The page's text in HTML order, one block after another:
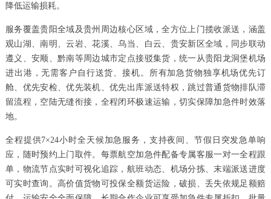
降低运输损耗。
服务覆盖贵阳全域及贵州周边核心区域，全方位上门揽收派送，涵盖
观山湖、南明、云岩、花溪、乌当、白云、贵安新区全域，同步联动
遵义、安顺、黔南等周边城市定点接驳集货，统一从贵阳龙洞堡机场
进出港，无需客户自行送货、接机。所有加急货物独享机场优先订
舱、优先安检、优先装机、优先出库派送特权，跳过普通货物排队滞
留流程，空陆无缝衔接，全程闭环极速运输，切实保障加急件时效落
地。
全程提供7×24小时全天候加急服务，支持夜间、节假日突发急单响
应，随时预约上门取件。每票航空加急件配备专属客服一对一全程跟
单，物流节点实时可视化追踪，航班动态、机场分拣、末端派送进度
可实时查询。高价值货物可投保全额货运险，破损、丢失依规足额赔